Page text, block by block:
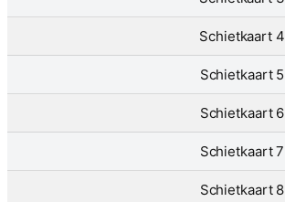
Schietkaart 4
Schietkaart 5
Schietkaart 6
Schietkaart 7
Schietkaart 8